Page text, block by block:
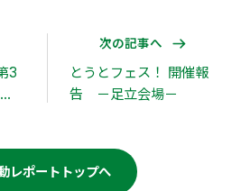
3
次の記事へ
とうとフェス！ 開催報
告 －足立会場－
レポートトップへ